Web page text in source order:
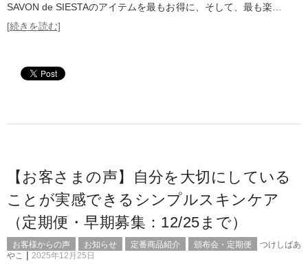
SAVON de SIESTAのアイテムを最もお得に、そして、最も楽…
[続きを読む]
【お客さまの声】自分を大切にしている
ことが実感できるシンプルスキンケア
（定期便・早期募集：12/25まで）
お客様からの声 お知らせ 定番商品紹介 頒布会・定期便
つけしばあ
やこ | 2025年12月25日